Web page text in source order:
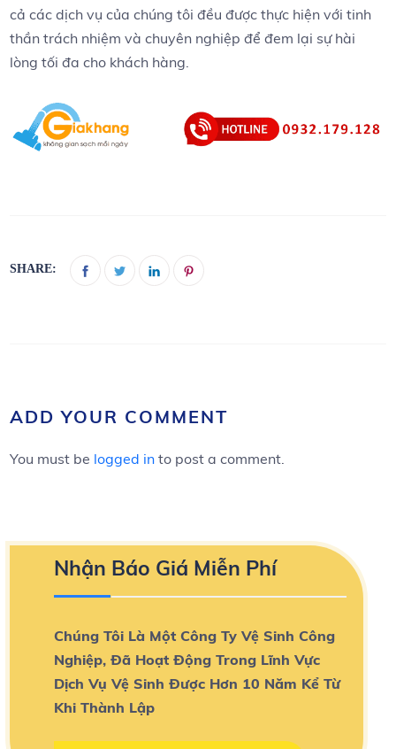
cả các dịch vụ của chúng tôi đều được thực hiện với tinh
thần trách nhiệm và chuyên nghiệp để đem lại sự hài
lòng tối đa cho khách hàng.
SHARE:
ADD YOUR COMMENT
You must be logged in to post a comment.
Nhận Báo Giá Miễn Phí
Chúng Tôi Là Một Công Ty Vệ Sinh Công
Nghiệp, Đã Hoạt Động Trong Lĩnh Vực
Dịch Vụ Vệ Sinh Được Hơn 10 Năm Kể Từ
Khi Thành Lập